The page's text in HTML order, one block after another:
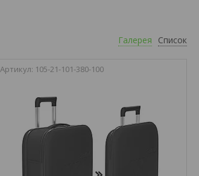
Галерея Список
105-21-101-380-100